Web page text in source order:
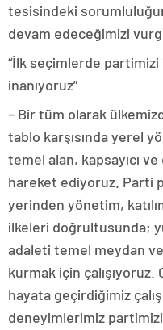
tesisindeki
devam edeceğimizi
“İlk seçimlerde
inanıyoruz”
– Bir tüm olarak
tablo karşısında yerel
temel alan, kapsayıcı ve
hareket ediyoruz. Parti
yerinden yönetim,
ilkeleri doğrultusunda;
adaleti temel meydan
kurmak için çalışıyoruz.
hayata geçirdiğimiz
deneyimlerimiz